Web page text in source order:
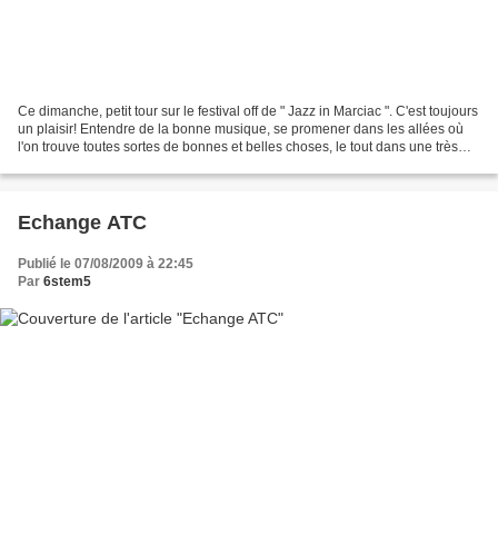
Ce dimanche, petit tour sur le festival off de " Jazz in Marciac ". C'est toujours
un plaisir! Entendre de la bonne musique, se promener dans les allées où
l'on trouve toutes sortes de bonnes et belles choses, le tout dans une très
Echange ATC
Publié le 07/08/2009 à 22:45
Par 6stem5